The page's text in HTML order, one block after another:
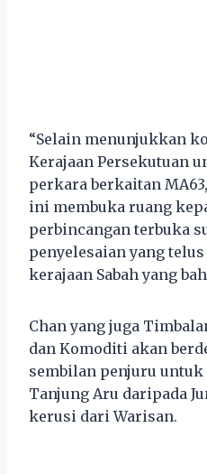
“Selain menunjukkan
Kerajaan Persekutuan
perkara berkaitan
ini membuka ruang
perbincangan terbuka
penyelesaian yang
kerajaan Sabah yang
Chan yang juga
dan Komoditi akan
sembilan penjuru
Tanjung Aru daripada
kerusi dari Warisan.